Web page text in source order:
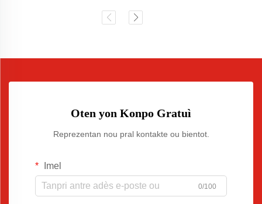
Oten yon Konpo Gratuì
Reprezentan nou pral kontakte ou bientot.
Imel
0/100